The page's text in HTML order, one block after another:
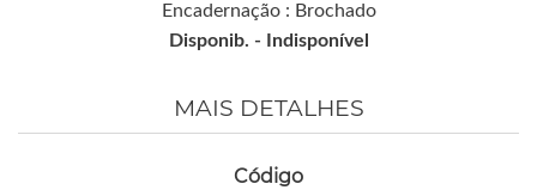
Encadernação : Brochado
Disponib. -
Indisponível
MAIS DETALHES
Código